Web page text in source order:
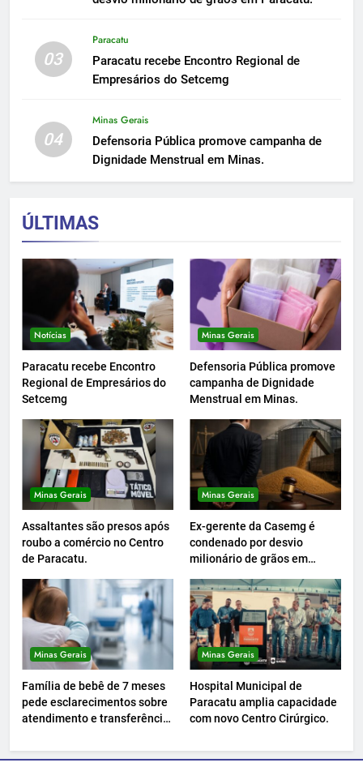
03
Paracatu
Paracatu recebe Encontro Regional de
Empresários do Setcemg
04
Minas Gerais
Defensoria Pública promove campanha de
Dignidade Menstrual em Minas.
ÚLTIMAS
Notícias
Paracatu recebe Encontro
Regional de Empresários do
Setcemg
Minas Gerais
Defensoria Pública promove
campanha de Dignidade
Menstrual em Minas.
Minas Gerais
Assaltantes são presos após
roubo a comércio no Centro
de Paracatu.
Minas Gerais
Ex-gerente da Casemg é
condenado por desvio
milionário de grãos em
Minas Gerais
Família de bebê de 7 meses
pede esclarecimentos sobre
atendimento e transferência
Minas Gerais
Hospital Municipal de
Paracatu amplia capacidade
com novo Centro Cirúrgico.